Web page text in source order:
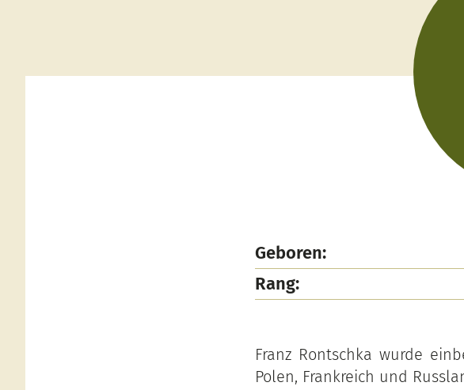
Geboren:
Rang:
Franz Rontschka wurde
Polen, Frankreich und